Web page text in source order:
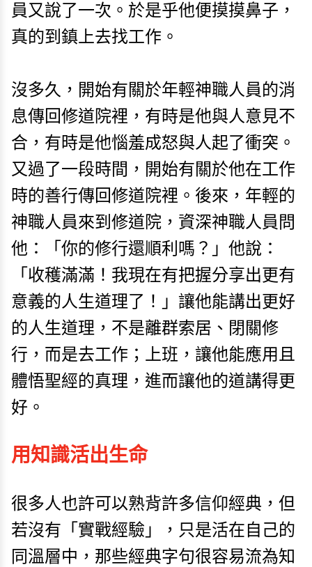
員又說了一次。於是乎他便摸摸鼻子，
真的到鎮上去找工作。
沒多久，開始有關於年輕神職人員的消
息傳回修道院裡，有時是他與人意見不
合，有時是他惱羞成怒與人起了衝突。
又過了一段時間，開始有關於他在工作
時的善行傳回修道院裡。後來，年輕的
神職人員來到修道院，資深神職人員問
他：「你的修行還順利嗎？」他說：
「收穫滿滿！我現在有把握分享出更有
意義的人生道理了！」讓他能講出更好
的人生道理，不是離群索居、閉關修
行，而是去工作；上班，讓他能應用且
體悟聖經的真理，進而讓他的道講得更
好。
用知識活出生命
很多人也許可以熟背許多信仰經典，但
若沒有「實戰經驗」，只是活在自己的
同溫層中，那些經典字句很容易流為知